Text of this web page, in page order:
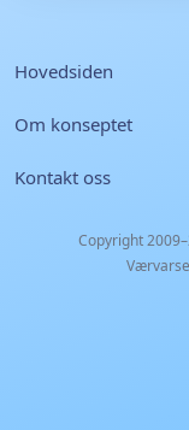
Hovedsiden
Om konseptet
Kontakt oss
Copyright